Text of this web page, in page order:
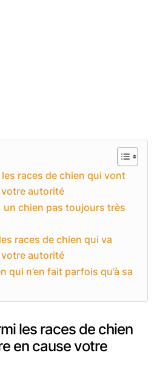
races de chien qui vont
autorité
un chien pas toujours très
races de chien qui va
autorité
qui n’en fait parfois qu’à sa
les races de chien
en cause votre